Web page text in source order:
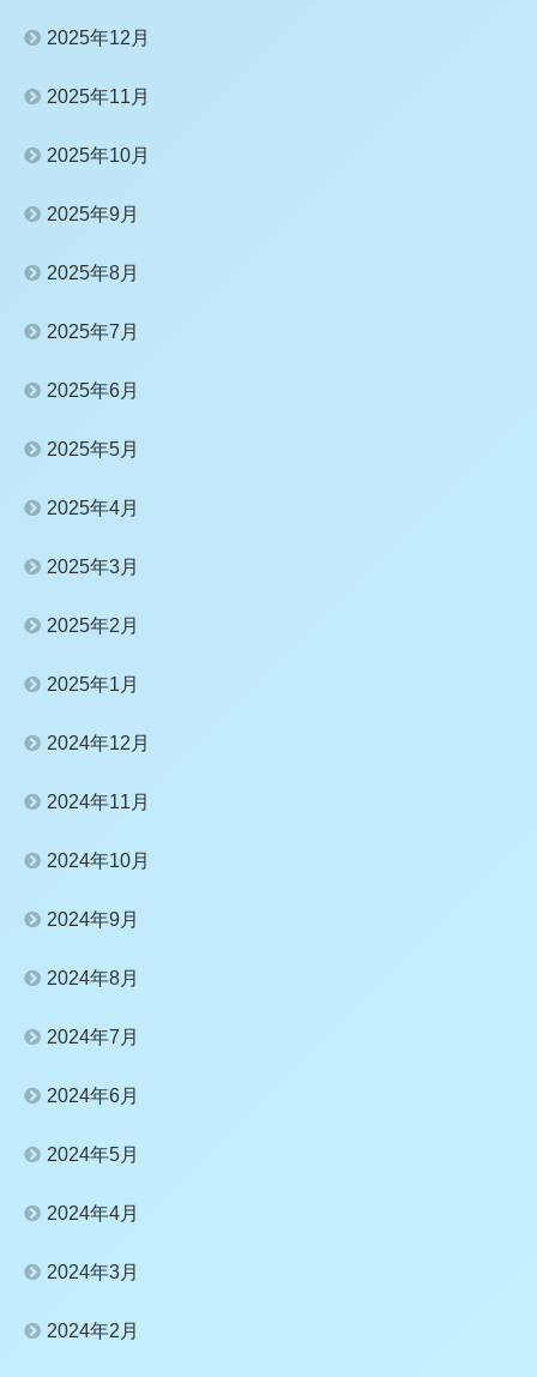
2025年12月
2025年11月
2025年10月
2025年9月
2025年8月
2025年7月
2025年6月
2025年5月
2025年4月
2025年3月
2025年2月
2025年1月
2024年12月
2024年11月
2024年10月
2024年9月
2024年8月
2024年7月
2024年6月
2024年5月
2024年4月
2024年3月
2024年2月